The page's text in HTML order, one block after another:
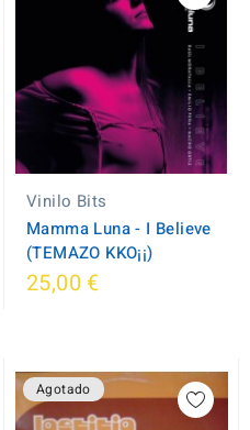
Vinilo Bits
Mamma Luna - I Believe
(TEMAZO KKO¡¡)
25,00 €
Agotado